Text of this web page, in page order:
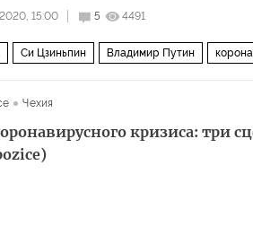
15:00 5 4491
Си Цзиньпин Владимир Путин
Чехия
кризиса: три